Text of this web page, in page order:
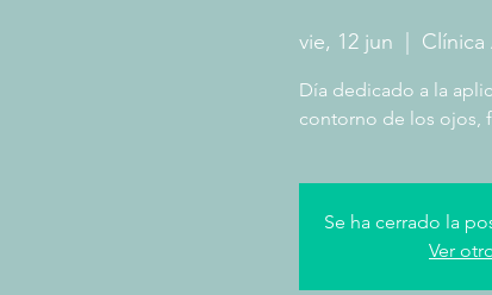
vie, 12 jun Clínica
Día dedicado a la
contorno de los ojos,
Se ha cerrado la
Ver